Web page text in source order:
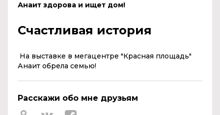
Анаит здорова и ищет дом!
Счастливая история
На выставке в мегацентре "Красная площадь"
Анаит обрела семью!
Расскажи обо мне друзьям